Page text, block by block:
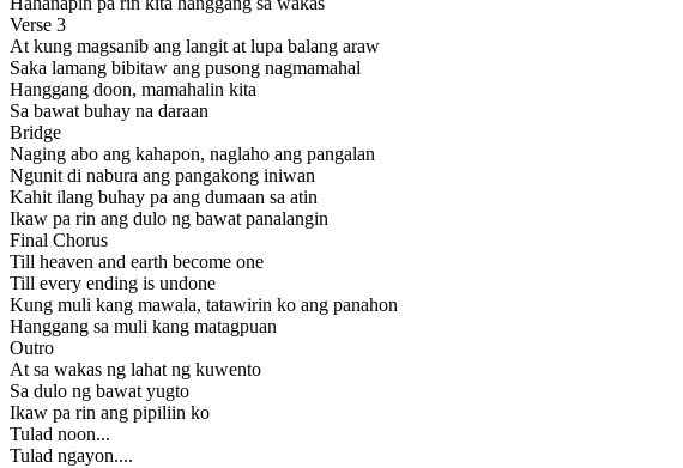
Verse 3
At kung magsanib ang langit at lupa balang araw
Saka lamang bibitaw ang pusong nagmamahal
Hanggang doon, mamahalin kita
Sa bawat buhay na daraan
Bridge
Naging abo ang kahapon, naglaho ang pangalan
Ngunit di nabura ang pangakong iniwan
Kahit ilang buhay pa ang dumaan sa atin
Ikaw pa rin ang dulo ng bawat panalangin
Final Chorus
Till heaven and earth become one
Till every ending is undone
Kung muli kang mawala, tatawirin ko ang panahon
Hanggang sa muli kang matagpuan
Outro
At sa wakas ng lahat ng kuwento
Sa dulo ng bawat yugto
Ikaw pa rin ang pipiliin ko
Tulad noon...
Tulad ngayon....